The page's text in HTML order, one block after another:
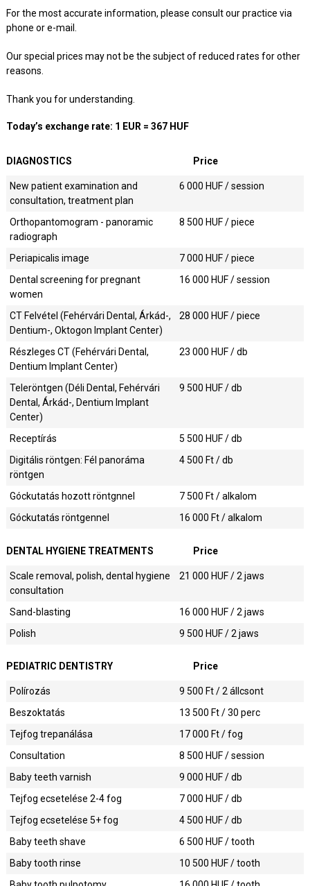
For the most accurate information, please consult our practice via
phone or e-mail.
Our special prices may not be the subject of reduced rates for other
reasons.
Thank you for understanding.
Today’s exchange rate: 1 EUR = 367 HUF
DIAGNOSTICS Price
6 000 HUF / session
New patient examination and
consultation, treatment plan
8 500 HUF / piece
Orthopantomogram - panoramic
radiograph
7 000 HUF / piece
Periapicalis image
16 000 HUF / session
Dental screening for pregnant
women
28 000 HUF / piece
CT Felvétel (Fehérvári Dental, Árkád-,
Dentium-, Oktogon Implant Center)
23 000 HUF / db
Részleges CT (Fehérvári Dental,
Dentium Implant Center)
9 500 HUF / db
Teleröntgen (Déli Dental, Fehérvári
Dental, Árkád-, Dentium Implant
Center)
5 500 HUF / db
Receptírás
4 500 Ft / db
Digitális röntgen: Fél panoráma
röntgen
7 500 Ft / alkalom
Góckutatás hozott röntgnnel
16 000 Ft / alkalom
Góckutatás röntgennel
DENTAL HYGIENE TREATMENTS Price
21 000 HUF / 2 jaws
Scale removal, polish, dental hygiene
consultation
16 000 HUF / 2 jaws
Sand-blasting
9 500 HUF / 2 jaws
Polish
PEDIATRIC DENTISTRY Price
9 500 Ft / 2 állcsont
Polírozás
13 500 Ft / 30 perc
Beszoktatás
17 000 Ft / fog
Tejfog trepanálása
8 500 HUF / session
Consultation
9 000 HUF / db
Baby teeth varnish
7 000 HUF / db
Tejfog ecsetelése 2-4 fog
4 500 HUF / db
Tejfog ecsetelése 5+ fog
6 500 HUF / tooth
Baby teeth shave
10 500 HUF / tooth
Baby tooth rinse